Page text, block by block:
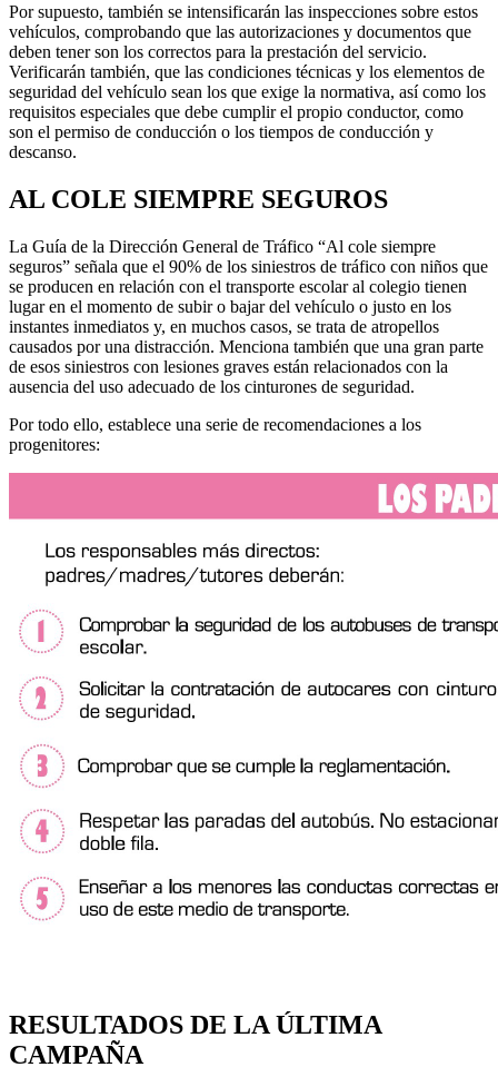
Por supuesto, también se intensificarán las inspecciones sobre estos
vehículos, comprobando que las autorizaciones y documentos que
deben tener son los correctos para la prestación del servicio.
Verificarán también, que las condiciones técnicas y los elementos de
seguridad del vehículo sean los que exige la normativa, así como los
requisitos especiales que debe cumplir el propio conductor, como
son el permiso de conducción o los tiempos de conducción y
descanso.
AL COLE SIEMPRE SEGUROS
La Guía de la Dirección General de Tráfico “Al cole siempre
seguros” señala que el 90% de los siniestros de tráfico con niños que
se producen en relación con el transporte escolar al colegio tienen
lugar en el momento de subir o bajar del vehículo o justo en los
instantes inmediatos y, en muchos casos, se trata de atropellos
causados por una distracción. Menciona también que una gran parte
de esos siniestros con lesiones graves están relacionados con la
ausencia del uso adecuado de los cinturones de seguridad.
Por todo ello, establece una serie de recomendaciones a los
progenitores:
RESULTADOS DE LA ÚLTIMA
CAMPAÑA